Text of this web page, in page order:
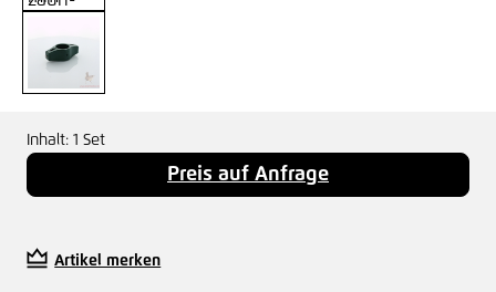
Inhalt: 1 Set
Preis auf Anfrage
Artikel merken